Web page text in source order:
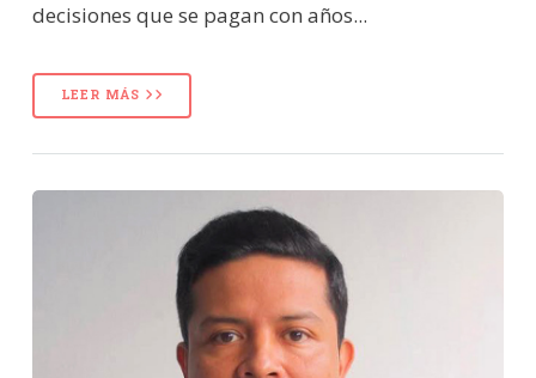
decisiones que se pagan con años...
LEER MÁS